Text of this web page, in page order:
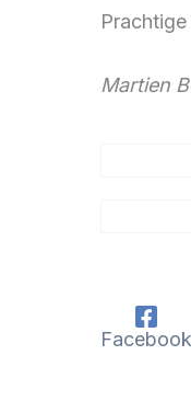
Martien
Facebook